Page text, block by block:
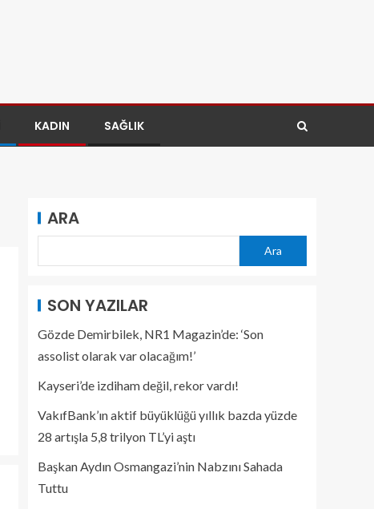
KADIN SAĞLIK
ARA
Ara
SON YAZILAR
Gözde Demirbilek, NR1 Magazin’de: ‘Son
assolist olarak var olacağım!’
Kayseri’de izdiham değil, rekor vardı!
VakıfBank’ın aktif büyüklüğü yıllık bazda yüzde
28 artışla 5,8 trilyon TL’yi aştı
Başkan Aydın Osmangazi’nin Nabzını Sahada
Tuttu